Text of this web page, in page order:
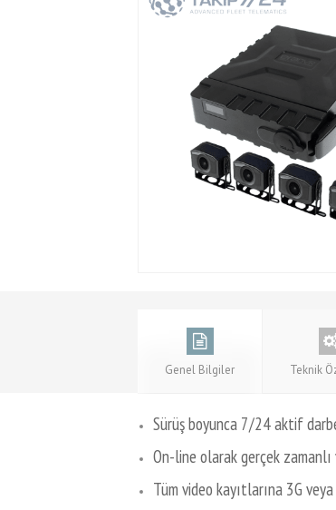
Genel Bilgiler Teknik
Sürüş boyunca 7/24 aktif
On-line olarak gerçek
Tüm video kayıtlarına 3G